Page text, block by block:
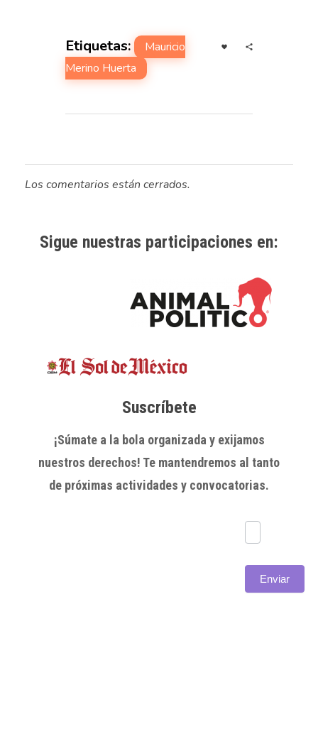
Etiquetas:
Mauricio
Merino Huerta
Los comentarios están cerrados.
Sigue nuestras participaciones en:
Suscríbete
¡Súmate a la bola organizada y exijamos
nuestros derechos! Te mantendremos al tanto
de próximas actividades y convocatorias.
Subscríbete
Enviar